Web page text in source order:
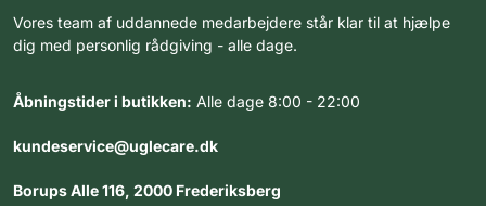
Vores team af uddannede medarbejdere står klar til at hjælpe
dig med personlig rådgiving - alle dage.
Åbningstider i butikken: Alle dage 8:00 - 22:00
kundeservice@uglecare.dk
Borups Alle 116, 2000 Frederiksberg